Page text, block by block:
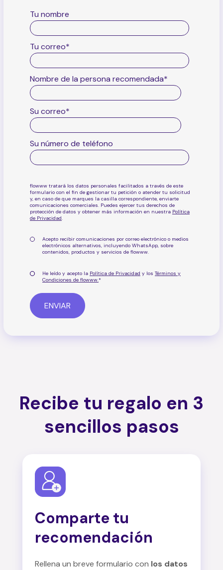
Tu nombre
Tu correo*
Nombre de la persona recomendada*
Su correo*
Su número de teléfono
flowww tratará los datos personales facilitados a través de este
formulario con el fin de gestionar tu petición o atender tu solicitud
y, en caso de que marques la casilla correspondiente, enviarte
comunicaciones comerciales. Puedes ejercer tus derechos de
protección de datos y obtener más información en nuestra Política
de Privacidad.
Acepto recibir comunicaciones por correo electrónico o medios
electrónicos alternativos, incluyendo WhatsApp, sobre
contenidos, productos y servicios de flowww.
He leído y acepto la Política de Privacidad y los Términos y
Condiciones de flowww.*
Recibe tu regalo en 3
sencillos pasos
Comparte tu
recomendación
Rellena un breve formulario con los datos